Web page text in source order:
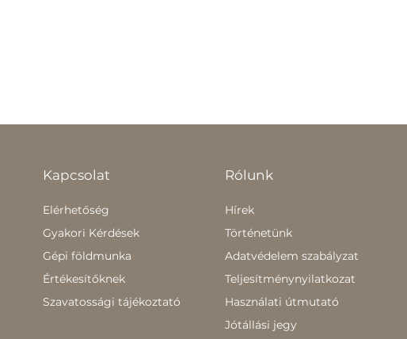
Kapcsolat
Elérhetőség
Gyakori Kérdések
Gépi földmunka
Értékesítőknek
Szavatossági tájékoztató
Rólunk
Hírek
Történetünk
Adatvédelem szabályzat
Teljesítménynyilatkozat
Használati útmutató
Jótállási jegy